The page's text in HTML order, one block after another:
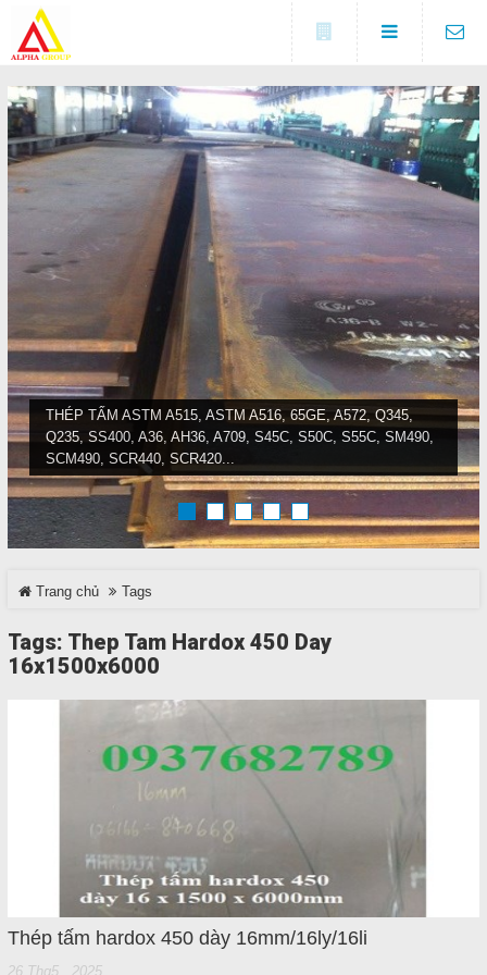
THÉP TẤM ASTM A515, ASTM A516, 65GE, A572, Q345,
Q235, SS400, A36, AH36, A709, S45C, S50C, S55C, SM490,
SCM490, SCR440, SCR420...
Trang chủ Tags
Tags: Thep Tam Hardox 450 Day
16x1500x6000
Thép tấm hardox 450 dày 16mm/16ly/16li
26 Thg5 , 2025
DANH MỤC
Sản phẩm
Liên hệ
Đóng
TRÊN MẠNG XÃ HỘI
Facebook
Google
Twitter
LinkedIn
HotLine
0937 682 789
LIÊN HỆ
Địa chỉ
Số 5A, KCX Linh Trung 1, P
Linh Trung, TP. Thủ Đức, TP.
HCM
0937682789
(0274) 3729 333
COPYRIGHT 2016. ALL RIGHTS RESERVED